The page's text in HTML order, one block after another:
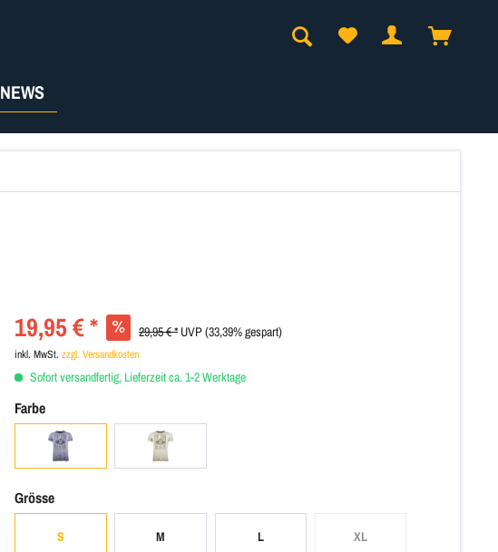
NEWS
19,95 € * 29,95 € *UVP(33,39% gespart)
inkl. MwSt.zzgl. Versandkosten
Sofort versandfertig, Lieferzeit ca. 1-2 Werktage
Farbe
Grösse
S M L XL